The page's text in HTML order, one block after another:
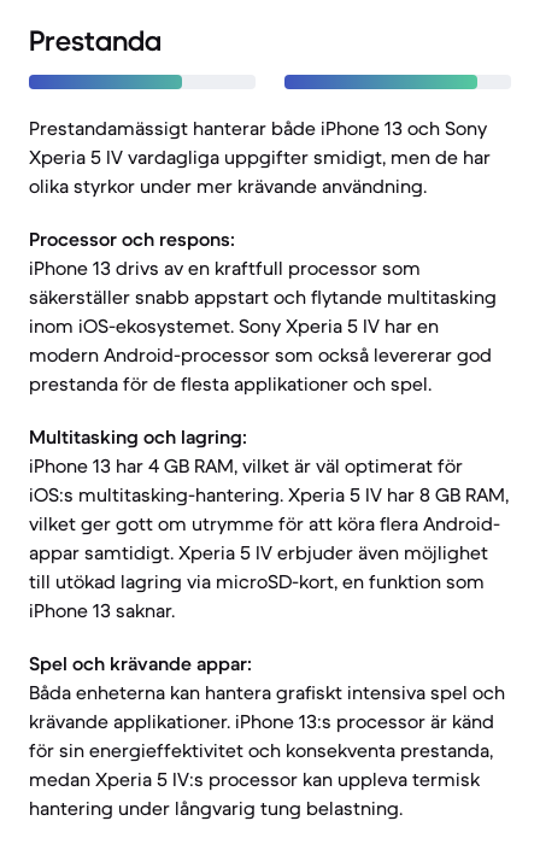
Prestanda
Prestandamässigt hanterar både iPhone 13 och Sony
Xperia 5 IV vardagliga uppgifter smidigt, men de har
olika styrkor under mer krävande användning.
Processor och respons:
iPhone 13 drivs av en kraftfull processor som
säkerställer snabb appstart och flytande multitasking
inom iOS-ekosystemet. Sony Xperia 5 IV har en
modern Android-processor som också levererar god
prestanda för de flesta applikationer och spel.
Multitasking och lagring:
iPhone 13 har 4 GB RAM, vilket är väl optimerat för
iOS:s multitasking-hantering. Xperia 5 IV har 8 GB RAM,
vilket ger gott om utrymme för att köra flera Android-
appar samtidigt. Xperia 5 IV erbjuder även möjlighet
till utökad lagring via microSD-kort, en funktion som
iPhone 13 saknar.
Spel och krävande appar:
Båda enheterna kan hantera grafiskt intensiva spel och
krävande applikationer. iPhone 13:s processor är känd
för sin energieffektivitet och konsekventa prestanda,
medan Xperia 5 IV:s processor kan uppleva termisk
hantering under långvarig tung belastning.